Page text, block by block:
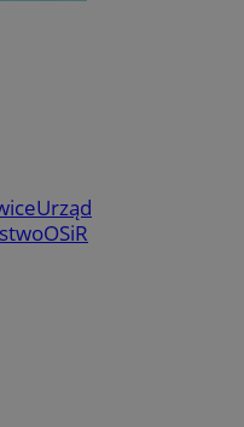
Urząd
OSiR